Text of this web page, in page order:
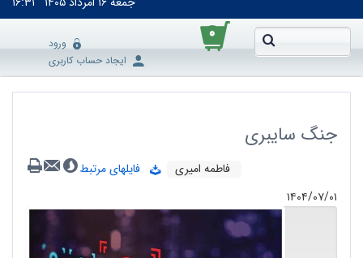
۰
ورود
ایجاد حساب کاربری
جنگ سایبری
فاطمه امیری
فایلهای مرتبط
۱۴۰۴/۰۷/۰۱